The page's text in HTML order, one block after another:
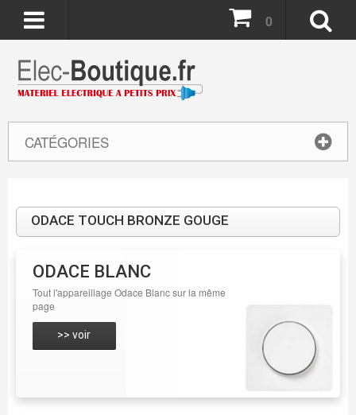
CATÉGORIES
0
ODACE TOUCH BRONZE GOUGE
ODACE BLANC
Tout l'appareillage Odace Blanc sur la même
page
>> voir